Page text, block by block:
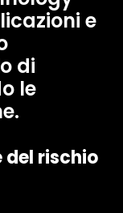
e
di
le
del rischio